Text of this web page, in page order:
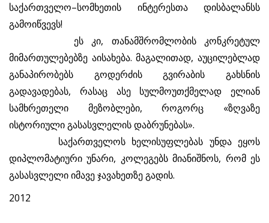
საქართველო–სომხეთის ინტერესთა დისბალანსს
გამოიწვევს!
ეს კი, თანამშრომლობის კონკრეტულ
მიმართულებებზე აისახება. მაგალითად, აუცილებლად
განაპირობებს გოდერძის გვირაბის გახსნის
გადავადებას, რასაც ასე სულმოუთქმელად ელიან
სამხრეთელი მეზობლები, როგორც «ზღვაზე
ისტორიული გასასვლელის დაბრუნებას».
საქართველოს ხელისუფლებას უნდა ეყოს
დიპლომატიური უნარი, კოლეგებს მიანიშნოს, რომ ეს
გასასვლელი იმავე ჯავახეთზე გადის.
2012